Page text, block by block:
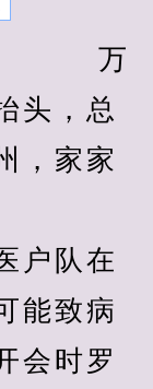
头，总
，家家
队在
能致病
会时罗